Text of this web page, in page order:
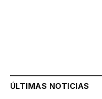
ÚLTIMAS NOTICIAS